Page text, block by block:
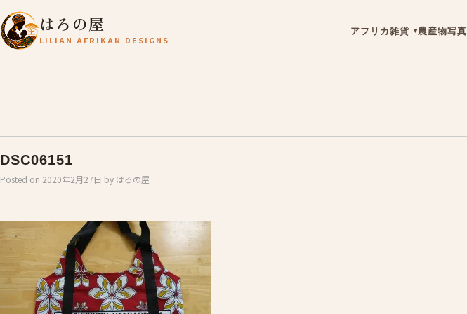
はろの屋
LILIAN AFRIKAN DESIGNS
アフリカ雑貨 農産物写真
DSC06151
Posted on 2020年2月27日 by はろの屋